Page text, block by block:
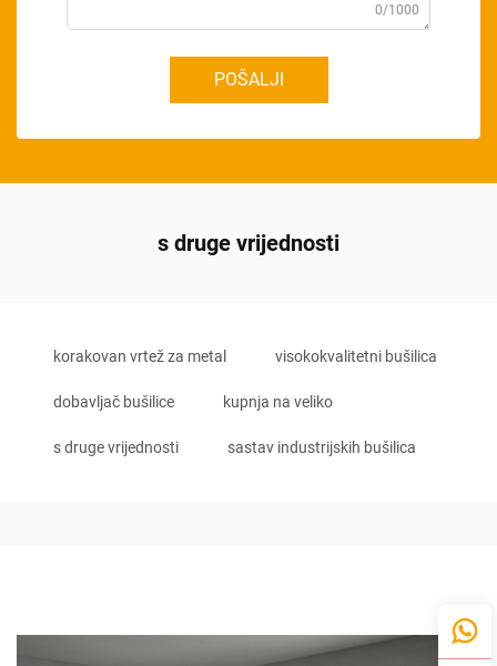
0/1000
POŠALJI
s druge vrijednosti
korakovan vrtež za metal visokokvalitetni bušilica
dobavljač bušilice kupnja na veliko
s druge vrijednosti sastav industrijskih bušilica